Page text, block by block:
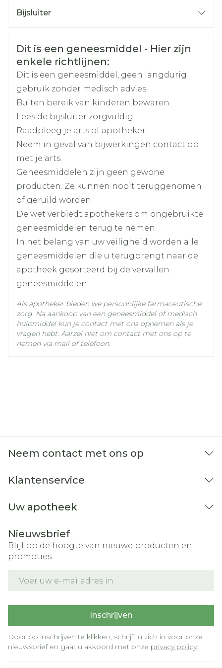
Merken Exeltis Hc
Breedte 55 mm
Lengte
Diepte 40 mm
Ingrediënten
ethinylestradiol, placebo
Behoud
Kamertemperatuur (15°C -
25°C)
Bijsluiter
Veiligheidsinformatie
Dit is een geneesmiddel - Hier zijn
enkele richtlijnen:
Dit is een geneesmiddel, geen langdurig
gebruik zonder medisch advies.
Buiten bereik van kinderen bewaren.
Lees de bijsluiter zorgvuldig.
Raadpleeg je arts of apotheker.
Neem in geval van bijwerkingen contact op
met je arts.
Geneesmiddelen zijn geen gewone
producten. Ze kunnen nooit teruggenomen
of geruild worden.
De wet verbiedt apothekers om ongebruikte
geneesmiddelen terug te nemen.
In het belang van uw veiligheid worden alle
geneesmiddelen die u terugbrengt naar de
apotheek gesorteerd bij de vervallen
geneesmiddelen.
Als apotheker bieden we persoonlijke farmaceutische
zorg. Na aankoop van een geneesmiddel of medisch
hulpmiddel kun je contact met ons opnemen als je
vragen hebt. Aarzel niet om contact met ons op te
nemen via mail of telefoon.
Neem contact met ons op
Klantenservice
Uw apotheek
Nieuwsbrief
Blijf op de hoogte van nieuwe producten en
promoties
Inschrijven
Door op inschrijven te klikken, schrijft u zich in voor onze
nieuwsbrief en gaat u akkoord met onze privacy policy.